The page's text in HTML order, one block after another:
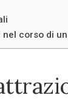
corso di